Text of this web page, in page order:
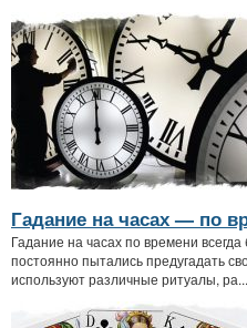
Гадание на часах — по
Гадание на часах по времени
постоянно пытались предугадать
используют различные ритуалы, ра...